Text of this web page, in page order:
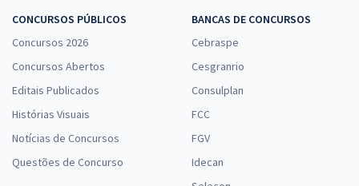
CONCURSOS PÚBLICOS
Concursos 2026
Concursos Abertos
Editais Publicados
Histórias Visuais
Notícias de Concursos
Questões de Concurso
BANCAS DE CONCURSOS
Cebraspe
Cesgranrio
Consulplan
FCC
FGV
Idecan